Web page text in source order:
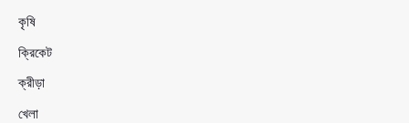
কৃষি
ক্রিকেট
ক্রীড়া
খেলা